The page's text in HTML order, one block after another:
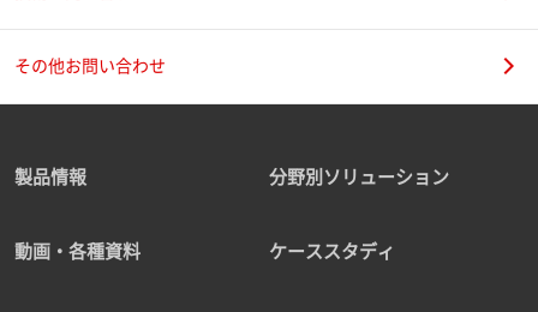
その他お問い合わせ
製品情報 分野別ソリューション
動画・各種資料 ケーススタディ